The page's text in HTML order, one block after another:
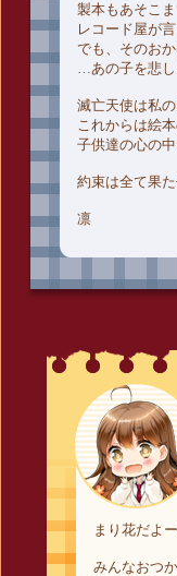
製本もあそこ
レコード屋が
でも、そのお
…あの子を悲し
滅亡天使は私
これからは絵
子供達の心の
約束は全て果
凛
まり花だよ
みんなおつ